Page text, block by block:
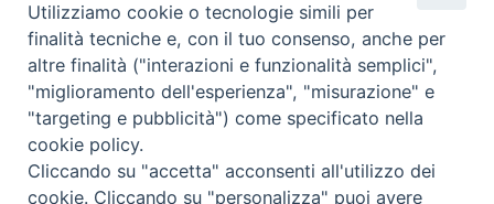
Novembre 2012
Ottobre 2012
Maggio 2012
Gennaio 2012
Settembre 2011
Utilizziamo cookie o tecnologie simili per
finalità tecniche e, con il tuo consenso, anche per
altre finalità ("interazioni e funzionalità semplici",
"miglioramento dell'esperienza", "misurazione" e
"targeting e pubblicità") come specificato nella
cookie policy.
Cliccando su "accetta" acconsenti all'utilizzo dei
cookie. Cliccando su "personalizza" puoi avere